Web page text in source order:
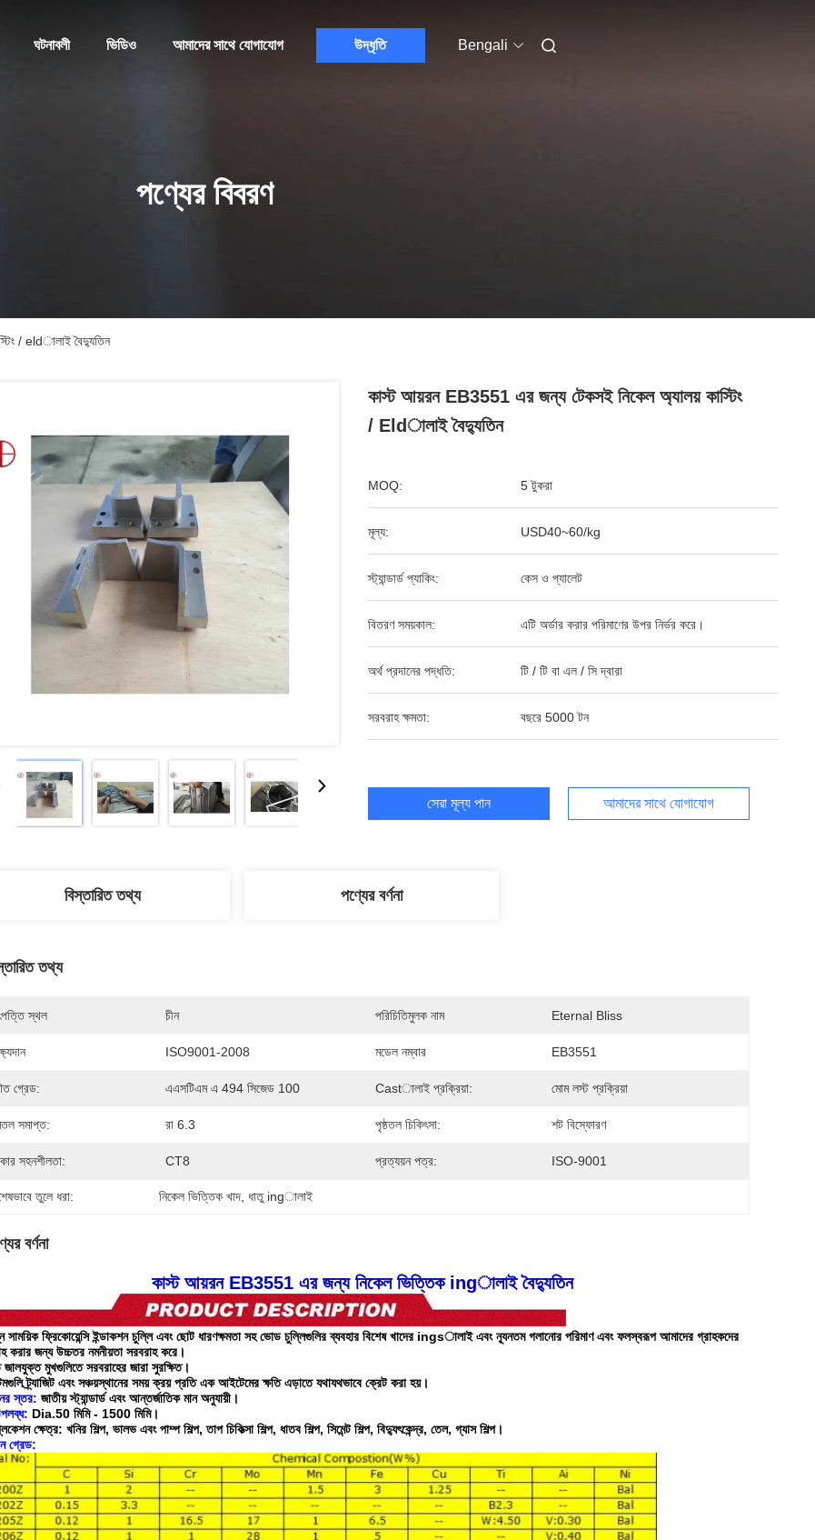
ঘটনাবলী ভিডিও আমাদের সাথে যোগাযোগ উদ্ধৃতি Bengali
পণ্যের বিবরণ
/ eldালাই বৈদ্যুতিন
কাস্ট আয়রন EB3551 এর জন্য টেকসই নিকেল অ্যালয় কাস্টিং
/ Eldালাই বৈদ্যুতিন
MOQ: 5 টুকরা
মূল্য: USD40~60/kg
স্ট্যান্ডার্ড প্যাকিং: কেস ও প্যালেট
বিতরণ সময়কাল: এটি অর্ডার করার পরিমাণের উপর নির্ভর করে।
অর্থ প্রদানের পদ্ধতি: টি / টি বা এল / সি দ্বারা
সরবরাহ ক্ষমতা: বছরে 5000 টন
সেরা মূল্য পান আমাদের সাথে যোগাযোগ
বিস্তারিত তথ্য পণ্যের বর্ণনা
তথ্য
স্থল চীন পরিচিতিমুলক নাম Eternal Bliss
ISO9001-2008 মডেল নম্বার EB3551
গ্রেড: এএসটিএম এ 494 সিজেড 100 Castালাই প্রক্রিয়া: মোম লস্ট প্রক্রিয়া
সমাপ্ত: রা 6.3 পৃষ্ঠতল চিকিৎসা: শট বিস্ফোরণ
সহনশীলতা: CT8 প্রত্যয়ন পত্র: ISO-9001
তুলে ধরা: নিকেল ভিত্তিক খাদ ধাতু ingালাই
বর্ণনা
কাস্ট আয়রন EB3551 এর জন্য নিকেল ভিত্তিক ingালাই বৈদ্যুতিন
সাময়িক ফ্রিকোয়েন্সি ইন্ডাকশন চুল্লি এবং ছোট ধারণক্ষমতা সহ ভোড চুল্লিগুলির ব্যবহার বিশেষ খাদের ingsালাই এবং ন্যূনতম গলানোর পরিমাণ এবং ফলস্বরূপ আমাদের গ্রাহকদের
করার জন্য উচ্চতর নমনীয়তা সরবরাহ করে।
মুখগুলিতে সরবরাহের জারা সুরক্ষিত।
ট্র্যাজিট এবং সঞ্চয়স্থানের সময় ক্রয় প্রতি এক আইটেমের ক্ষতি এড়াতে যথাযথভাবে ক্রেট করা হয়।
স্তর: জাতীয় স্ট্যান্ডার্ড এবং আন্তর্জাতিক মান অনুযায়ী।
Dia.50 মিমি - 1500 মিমি।
ক্ষেত্র: খনির শিল্প, ভালভ এবং পাম্প শিল্প, তাপ চিকিত্সা শিল্প, ধাতব শিল্প, সিমেন্ট শিল্প, বিদ্যুৎকেন্দ্র, তেল, গ্যাস শিল্প।
গ্রেড: